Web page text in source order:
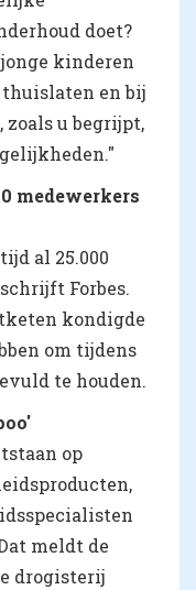
doet?
kinderen
en bij
zoals u begrijpt,
medewerkers
al 25.000
Forbes.
kondigde
om tijdens
te houden.
op
meldt de
drogisterij